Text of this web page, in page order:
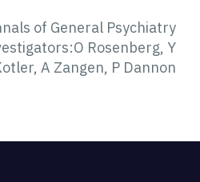
of General Psychiatry
Rosenberg, Y
A Zangen, P Dannon